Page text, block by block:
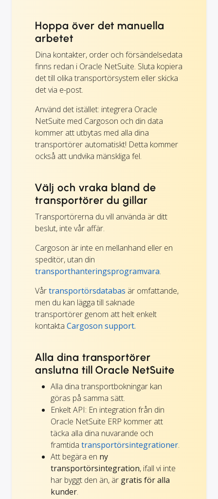
Hoppa över det manuella
arbetet
Dina kontakter, order och försändelsedata
finns redan i Oracle NetSuite. Sluta kopiera
det till olika transportörsystem eller skicka
det via e-post.
Använd det istället: integrera Oracle
NetSuite med Cargoson och din data
kommer att utbytas med alla dina
transportörer automatiskt! Detta kommer
också att undvika mänskliga fel.
Välj och vraka bland de
transportörer du gillar
Transportörerna du vill använda är ditt
beslut, inte vår affär.
Cargoson är inte en mellanhand eller en
speditör, utan din
transporthanteringsprogramvara.
Vårtransportörsdatabas är omfattande,
men du kan lägga till saknade
transportörer genom att helt enkelt
kontakta Cargoson support.
Alla dina transportörer
anslutna till Oracle NetSuite
Alla dina transportbokningar kan
göras på samma sätt.
Enkelt API: En integration från din
Oracle NetSuite ERP kommer att
täcka alla dina nuvarande och
framtida transportörsintegrationer.
Att begära en ny
transportörsintegration, ifall vi inte
har byggt den än, är gratis för alla
kunder.